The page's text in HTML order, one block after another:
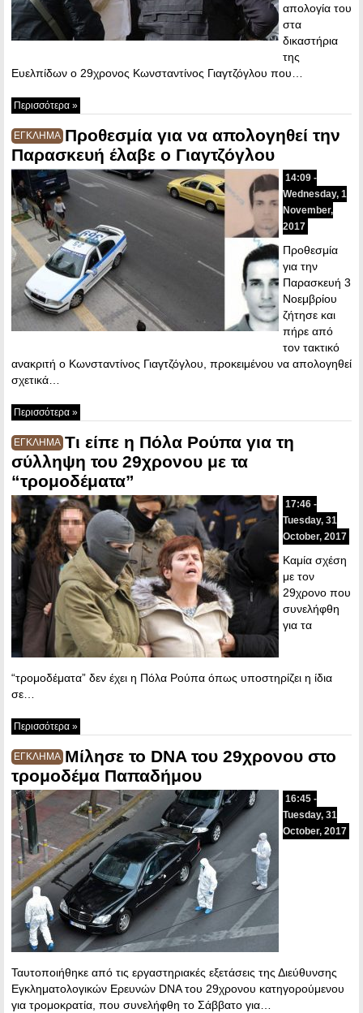
απολογία του
στα
δικαστήρια
της
Ευελπίδων ο 29χρονος Κωνσταντίνος Γιαγτζόγλου που…
Περισσότερα »
ΕΓΚΛΗΜΑ Προθεσμία για να απολογηθεί την
Παρασκευή έλαβε ο Γιαγτζόγλου
14:09 -
Wednesday, 1
November,
2017
Προθεσμία
για την
Παρασκευή 3
Νοεμβρίου
ζήτησε και
πήρε από
τον τακτικό
ανακριτή ο Κωνσταντίνος Γιαγτζόγλου, προκειμένου να απολογηθεί
σχετικά…
Περισσότερα »
ΕΓΚΛΗΜΑ Τι είπε η Πόλα Ρούπα για τη
σύλληψη του 29χρονου με τα
“τρομοδέματα”
17:46 -
Tuesday, 31
October, 2017
Καμία σχέση
με τον
29χρονο που
συνελήφθη
για τα
“τρομοδέματα” δεν έχει η Πόλα Ρούπα όπως υποστηρίζει η ίδια
σε…
Περισσότερα »
ΕΓΚΛΗΜΑ Μίλησε το DNA του 29χρονου στο
τρομοδέμα Παπαδήμου
16:45 -
Tuesday, 31
October, 2017
Ταυτοποιήθηκε από τις εργαστηριακές εξετάσεις της Διεύθυνσης
Εγκληματολογικών Ερευνών DNA του 29χρονου κατηγορούμενου
για τρομοκρατία, που συνελήφθη το Σάββατο για…